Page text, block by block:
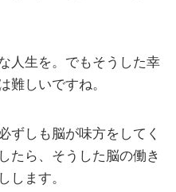
人生を。でもそうした幸
難しいですね。
ずしも脳が味方をしてく
たら、そうした脳の働き
します。